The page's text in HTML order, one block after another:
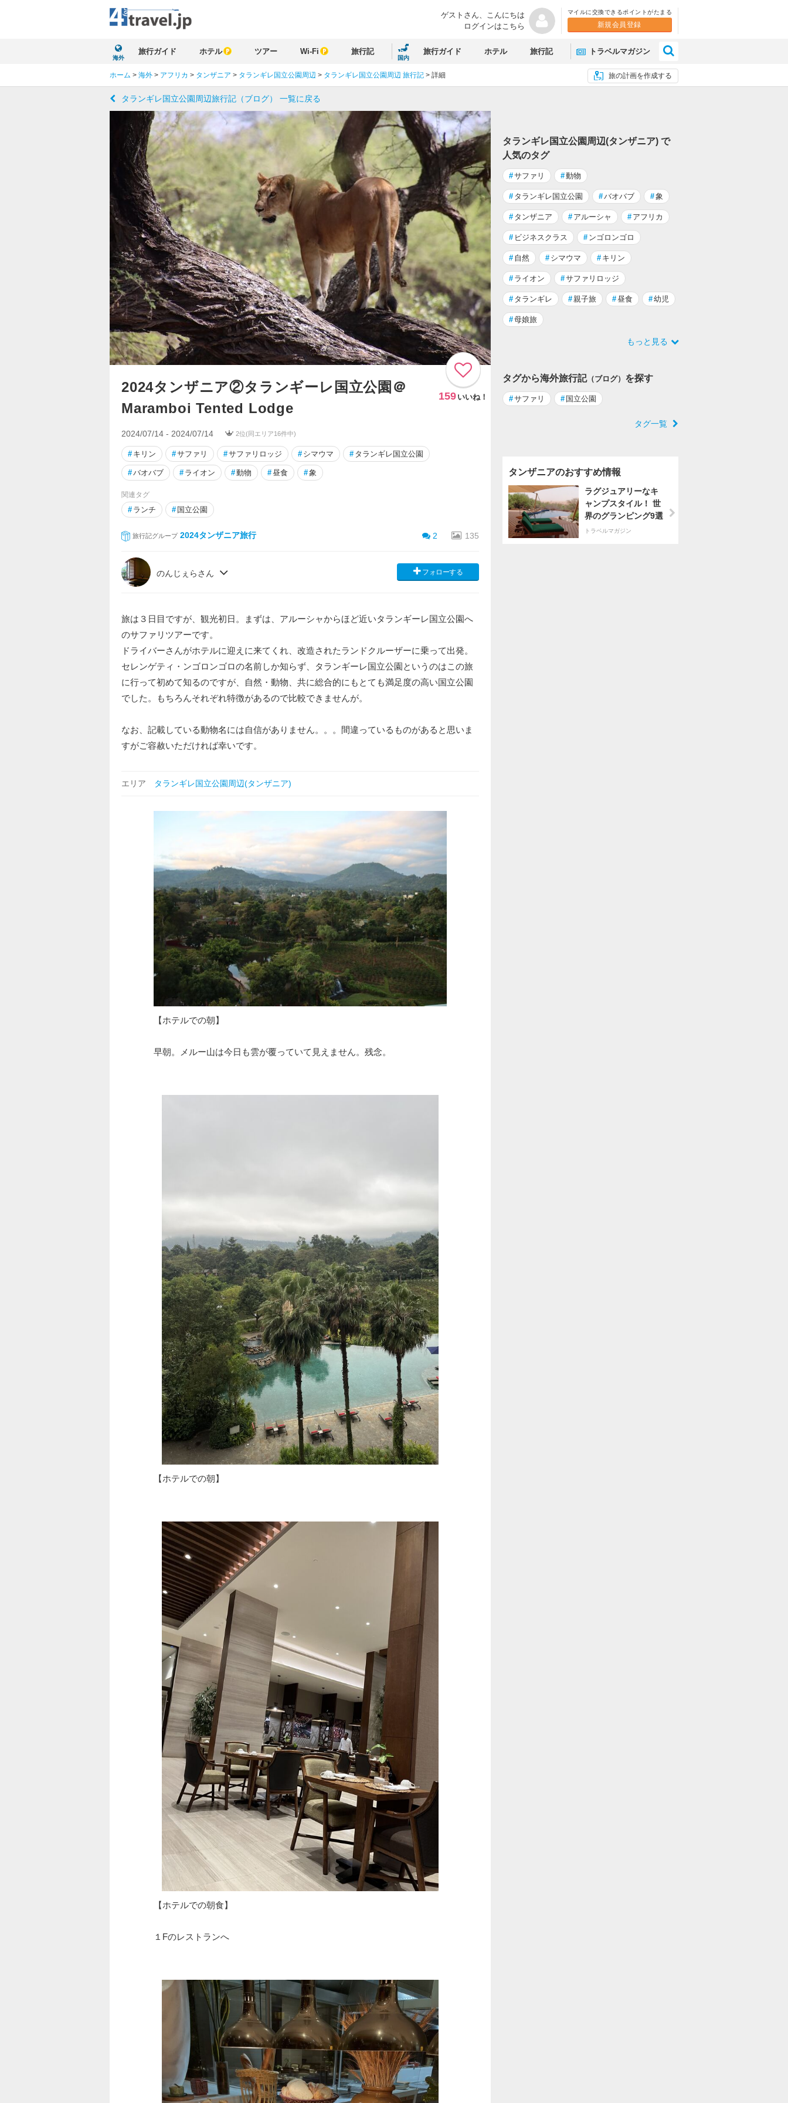
ゲストさん、 こんにちは
ログインはこちら
マイルに交換できるポイントがたまる
新規会員登録
海外
旅行ガイド ホテル ツアー Wi-Fi 旅行記
国内
旅行ガイド ホテル 旅行記 トラベルマガジン
旅の計画を作成する
ホーム > 海外 > アフリカ > タンザニア > タランギレ国立公園周辺 > タランギレ国立公園周辺 旅行記 > 詳細
タランギレ国立公園周辺旅行記（ブログ） 一覧に戻る
2024タンザニア②タランギーレ国立公園＠
Maramboi Tented Lodge
159 いいね！
2024/07/14 - 2024/07/14 2位(同エリア16件中)
# キリン #サファリ #サファリロッジ # シマウマ # タランギレ国立公園
#バオバブ # ライオン #動物 #昼食 #象
関連タグ
# ランチ # 国立公園
旅行記グループ 2024タンザニア旅行 2 135
のんじぇらさん フォローする
旅は３日目ですが、観光初日。まずは、アルーシャからほど近いタランギーレ国立公園へ
のサファリツアーです。
ドライバーさんがホテルに迎えに来てくれ、改造されたランドクルーザーに乗って出発。
セレンゲティ・ンゴロンゴロの名前しか知らず、タランギーレ国立公園というのはこの旅
に行って初めて知るのですが、自然・動物、共に総合的にもとても満足度の高い国立公園
でした。もちろんそれぞれ特徴があるので比較できませんが。
なお、記載している動物名には自信がありません。。。間違っているものがあると思いま
すがご容赦いただければ幸いです。
エリア タランギレ国立公園周辺(タンザニア)
【ホテルでの朝】
早朝。メルー山は今日も雲が覆っていて見えません。残念。
【ホテルでの朝】
【ホテルでの朝食】
１Fのレストランへ
タランギレ国立公園周辺(タンザニア) で
人気のタグ
#サファリ #動物
# タランギレ国立公園 #バオバブ #象
# タンザニア # アルーシャ # アフリカ
# ビジネスクラス # ンゴロンゴロ
# 自然 # シマウマ # キリン
# ライオン #サファリロッジ
# タランギレ #親子旅 #昼食 #幼児
#母娘旅
もっと見る
タグから海外旅行記（ブログ） を探す
#サファリ # 国立公園
タグ一覧
タンザニアのおすすめ情報
ラグジュアリーなキ
ャンプスタイル！ 世
界のグランピング9選
トラベルマガジン